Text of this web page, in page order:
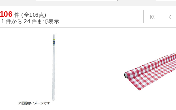
106 件 (全106点)
1 件から 24 件まで表示